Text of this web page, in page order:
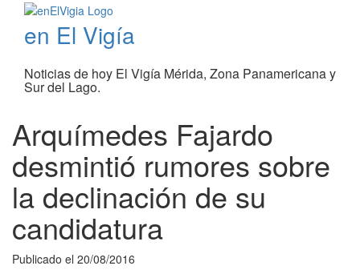
en El Vigía
Noticias de hoy El Vigía Mérida, Zona Panamericana y
Sur del Lago.
Arquímedes Fajardo
desmintió rumores sobre
la declinación de su
candidatura
Publicado el 20/08/2016